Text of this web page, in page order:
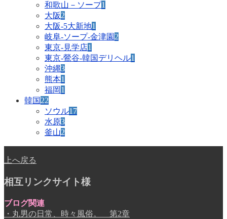
和歌山－ソープ1
大阪2
大阪-5大新地1
岐阜-ソープ-金津園 2
東京-見学店1
東京-鶯谷-韓国デリヘル1
沖縄3
熊本1
福岡1
韓国22
ソウル17
水原3
釜山2
上へ戻る
相互リンクサイト様
ブログ関連
・丸男の日常、時々風俗。 第2章